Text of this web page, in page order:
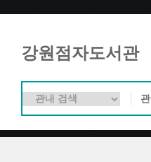
강원점자도서관